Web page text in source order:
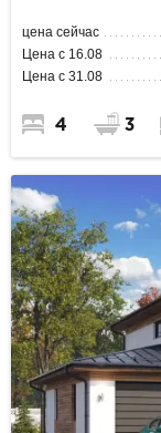
цена сейчас
Цена с 16.08
Цена с 31.08
4 3